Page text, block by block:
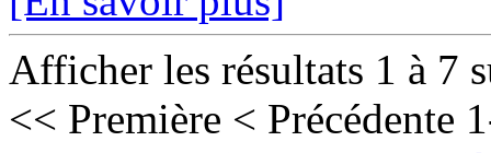
Afficher les résultats 1 à 7
<< Première < Précédente